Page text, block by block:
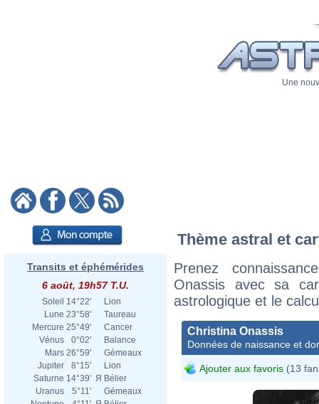
Une
Transits et éphémérides
6 août, 19h57 T.U.
Soleil 14°22'
Lion
Lune 23°58'
Taureau
Mercure 25°49'
Cancer
Vénus
0°02'
Balance
Mars 26°59'
Gémeaux
Jupiter
8°15'
Lion
Saturne 14°39' Я Bélier
Uranus
5°11'
Gémeaux
Thème astral et
Prenez
Onassis avec sa
astrologique et le
Christina Onassis
Données de naissance et
Ajouter aux favoris (13